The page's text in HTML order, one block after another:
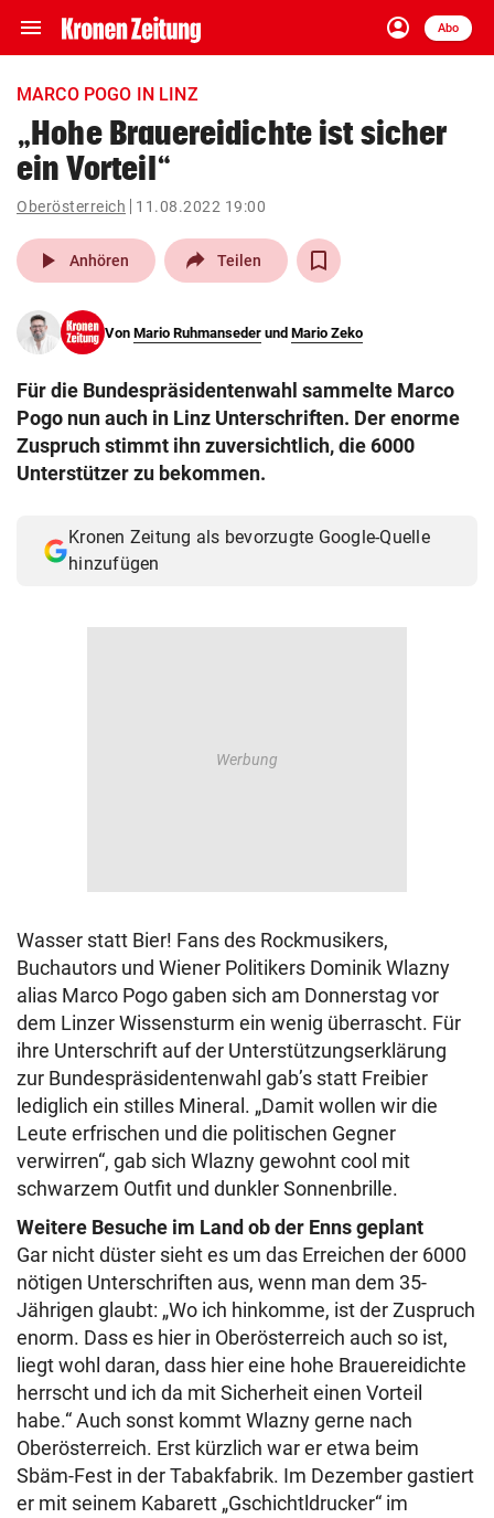
menu Navigation
ein-/ausklappen
account_circle
Anmelden
Abo
close Schließen
account_circle Anmelden
pin_drop
Wien arrow_right
search
eingeben
Muthgasse 2, 1190 Wien
MARCO POGO IN LINZ
„Hohe Brauereidichte ist sicher
ein Vorteil“
Oberösterreich 11.08.2022 19:00
play_arrow Anhören Teilen
Von Mario Ruhmanseder und Mario Zeko
Für die Bundespräsidentenwahl sammelte Marco
Pogo nun auch in Linz Unterschriften. Der enorme
Zuspruch stimmt ihn zuversichtlich, die 6000
Unterstützer zu bekommen.
Kronen Zeitung als bevorzugte Google-Quelle
hinzufügen
Wasser statt Bier! Fans des Rockmusikers,
Buchautors und Wiener Politikers Dominik Wlazny
alias Marco Pogo gaben sich am Donnerstag vor
dem Linzer Wissensturm ein wenig überrascht. Für
ihre Unterschrift auf der Unterstützungserklärung
zur Bundespräsidentenwahl gab’s statt Freibier
lediglich ein stilles Mineral. „Damit wollen wir die
Leute erfrischen und die politischen Gegner
verwirren“, gab sich Wlazny gewohnt cool mit
schwarzem Outfit und dunkler Sonnenbrille.
Weitere Besuche im Land ob der Enns geplant
Gar nicht düster sieht es um das Erreichen der 6000
nötigen Unterschriften aus, wenn man dem 35-
Jährigen glaubt: „Wo ich hinkomme, ist der Zuspruch
enorm. Dass es hier in Oberösterreich auch so ist,
liegt wohl daran, dass hier eine hohe Brauereidichte
herrscht und ich da mit Sicherheit einen Vorteil
habe.“ Auch sonst kommt Wlazny gerne nach
Oberösterreich. Erst kürzlich war er etwa beim
Sbäm-Fest in der Tabakfabrik. Im Dezember gastiert
er mit seinem Kabarett „Gschichtldrucker“ im